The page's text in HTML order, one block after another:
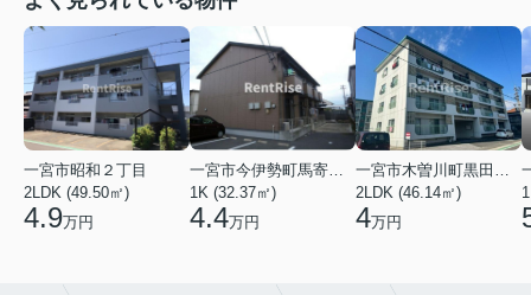
一宮市昭和２丁目
2LDK (49.50㎡)
4.9万円
1K (32.37㎡)
4.4万円
2LDK (46.14㎡)
4万円